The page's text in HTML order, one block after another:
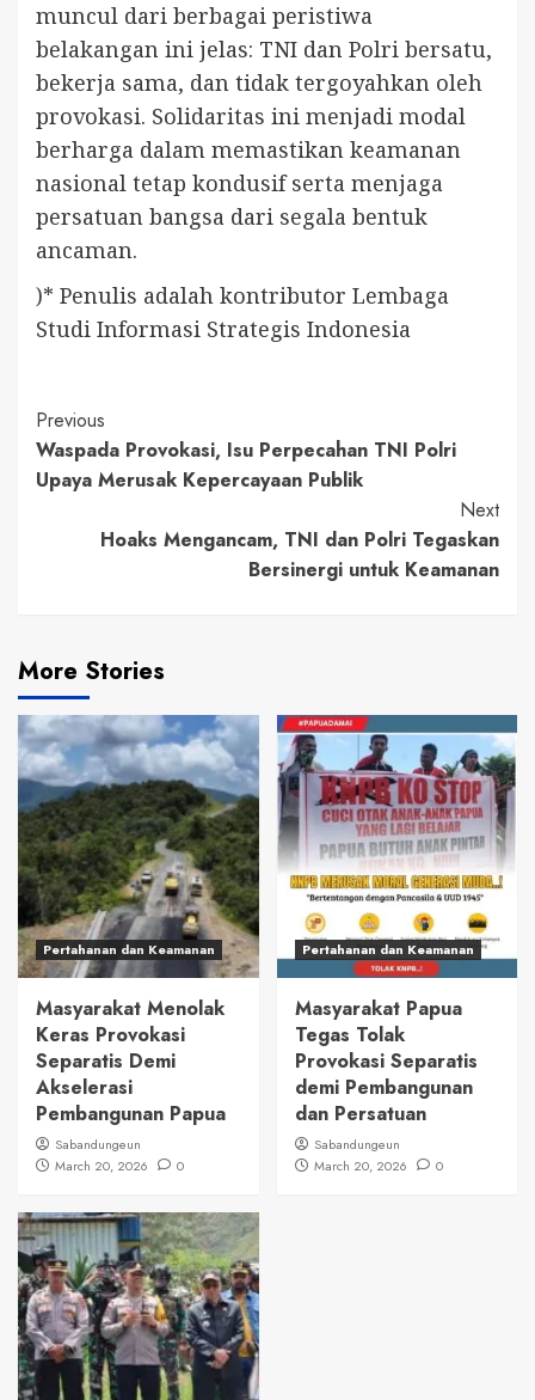
muncul dari berbagai peristiwa
belakangan ini jelas: TNI dan Polri bersatu,
bekerja sama, dan tidak tergoyahkan oleh
provokasi. Solidaritas ini menjadi modal
berharga dalam memastikan keamanan
nasional tetap kondusif serta menjaga
persatuan bangsa dari segala bentuk
ancaman.
)* Penulis adalah kontributor Lembaga
Studi Informasi Strategis Indonesia
Continue
Reading
Previous
Waspada Provokasi, Isu Perpecahan TNI Polri
Upaya Merusak Kepercayaan Publik
Next
Hoaks Mengancam, TNI dan Polri Tegaskan
Bersinergi untuk Keamanan
More Stories
Pertahanan dan Keamanan
Masyarakat Menolak
Keras Provokasi
Separatis Demi
Akselerasi
Pembangunan Papua
Sabandungeun
March 20, 2026
0
Pertahanan dan Keamanan
Masyarakat Papua
Tegas Tolak
Provokasi Separatis
demi Pembangunan
dan Persatuan
Sabandungeun
March 20, 2026
0